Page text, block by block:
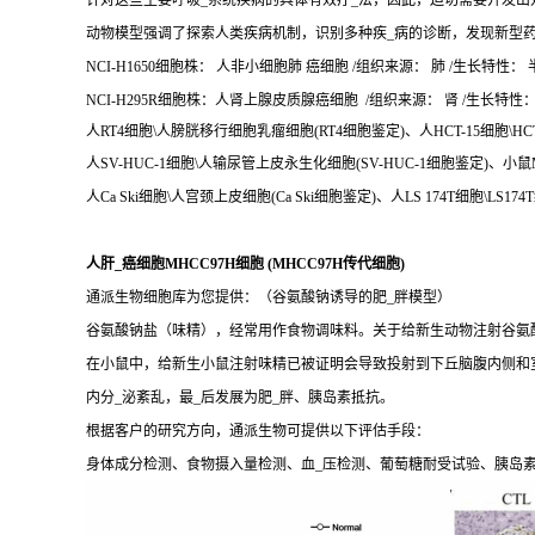
动物模型强调了探索人类疾病机制，识别多种疾_病的诊断，发现新
NCI-H1650细胞株： 人非小细胞肺 癌细胞 /组织来源： 肺 /生长特性：
NCI-H295R细胞株：人肾上腺皮质腺癌细胞 /组织来源： 肾 /生长特性
人RT4细胞\人膀胱移行细胞乳瘤细胞(RT4细胞鉴定)、人HCT-15细胞
人SV-HUC-1细胞\人输尿管上皮永生化细胞(SV-HUC-1细胞鉴定)、小
人Ca Ski细胞\人宫颈上皮细胞(Ca Ski细胞鉴定)、人LS 174T细胞
人肝_癌细胞MHCC97H细胞 (MHCC97H传代细胞)
通派生物细胞库为您提供：（谷氨酸钠诱导的肥_胖模型）
谷氨酸钠盐（味精），经常用作食物调味料。关于给新生动物注射谷
在小鼠中，给新生小鼠注射味精已被证明会导致投射到下丘脑腹内侧
内分_泌紊乱，最_后发展为肥_胖、胰岛素抵抗。
根据客户的研究方向，通派生物可提供以下评估手段：
身体成分检测、食物摄入量检测、血_压检测、葡萄糖耐受试验、胰岛